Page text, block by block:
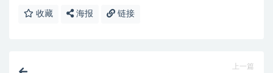
收藏 海报 链接
上一篇